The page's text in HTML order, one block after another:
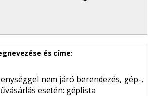
nem járó berendezés, gép-,
esetén: géplista